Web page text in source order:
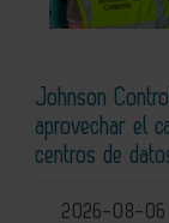
Johnson
aprovechar el
centros de
2026-08-06